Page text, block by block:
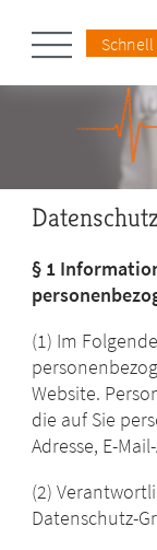
§ 1
(1) Im
Website.
die auf Sie
Adresse, E-
(2)
Datenschutz-